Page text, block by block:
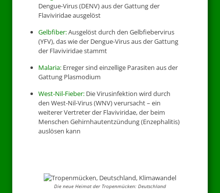
Dengue-Virus (DENV) aus der Gattung der
Flaviviridae ausgelöst
Gelbfiber:Ausgelöst durch den Gelbfiebervirus
(YFV), das wie der Dengue-Virus aus der Gattung
der Flaviviridae stammt
Malaria:Erreger sind einzellige Parasiten aus der
Gattung Plasmodium
West-Nil-Fieber:Die Virusinfektion wird durch
den West-Nil-Virus (WNV) verursacht – ein
weiterer Vertreter der Flaviviridae, der beim
Menschen Gehirnhautentzündung (Enzephalitis)
auslösen kann
Die neue Heimat der Tropenmücken: Deutschland